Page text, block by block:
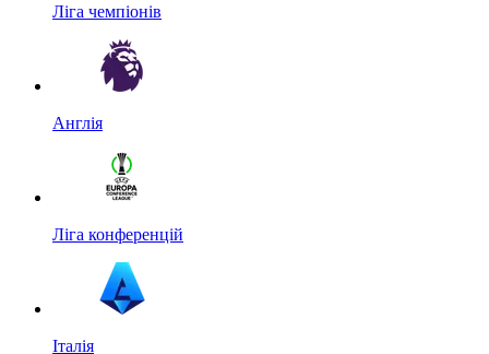
Ліга чемпіонів
Англія
Ліга конференцій
Італія